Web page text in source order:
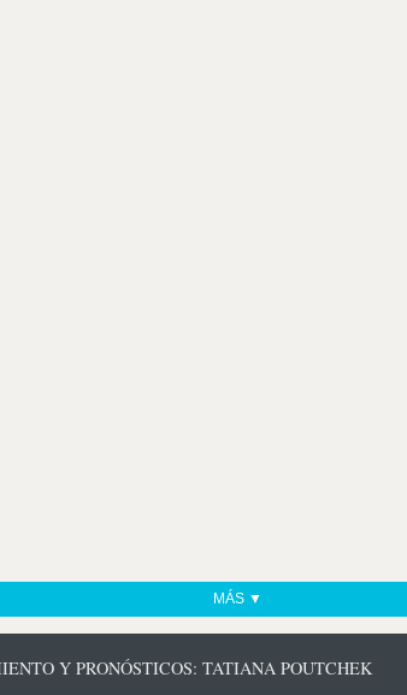
MÁS ▼
Y PRONÓSTICOS: TATIANA POUTCHEK